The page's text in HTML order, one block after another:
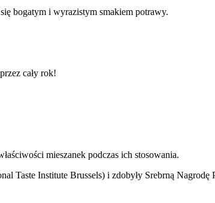
bogatym i wyrazistym smakiem potrawy.
cały rok!
mieszanek podczas ich stosowania.
Taste Institute Brussels) i zdobyły Srebrną Nagrodę